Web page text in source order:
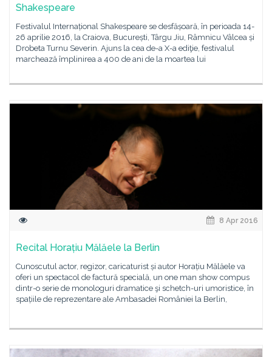
Shakespeare
Festivalul Internațional Shakespeare se desfășoară, în perioada 14-
26 aprilie 2016, la Craiova, București, Târgu Jiu, Râmnicu Vâlcea și
Drobeta Turnu Severin. Ajuns la cea de-a X-a ediţie, festivalul
marchează împlinirea a 400 de ani de la moartea lui
8 Apr 2016
Recital Horațiu Mălăele la Berlin
Cunoscutul actor, regizor, caricaturist și autor Horațiu Mălăele va
oferi un spectacol de factură specială, un one man show compus
dintr-o serie de monologuri dramatice şi schetch-uri umoristice, în
spațiile de reprezentare ale Ambasadei României la Berlin,